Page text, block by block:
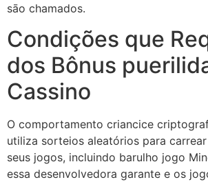
sāo chamados.
Condições que
dos Bônus
Cassino
O comportamento criancice
utiliza sorteios aleatórios para
seus jogos, incluindo barulho jogo
essa desenvolvedora garante e os